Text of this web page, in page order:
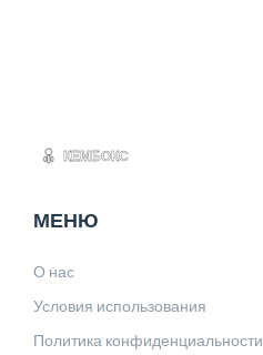
МЕНЮ
О нас
Условия использования
Политика конфиденциальности